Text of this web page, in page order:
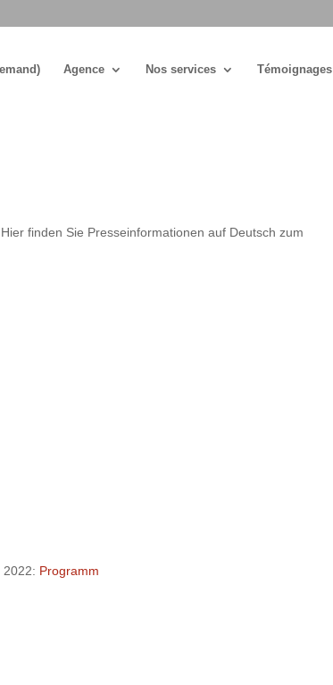
Agence Nos services Témoignages
finden Sie Presseinformationen auf Deutsch zum
2022: Programm